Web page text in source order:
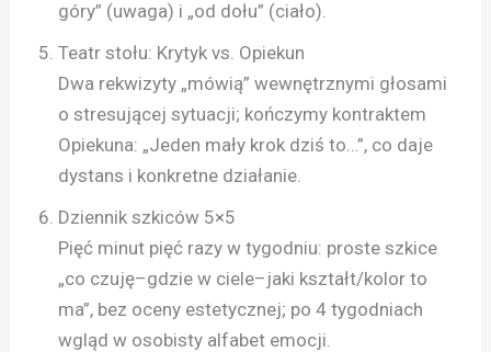
góry” (uwaga) i „od dołu” (ciało).
Teatr stołu: Krytyk vs. Opiekun
Dwa rekwizyty „mówią” wewnętrznymi głosami
o stresującej sytuacji; kończymy kontraktem
Opiekuna: „Jeden mały krok dziś to…”, co daje
dystans i konkretne działanie.
Dziennik szkiców 5×5
Pięć minut pięć razy w tygodniu: proste szkice
„co czuję–gdzie w ciele–jaki kształt/kolor to
ma”, bez oceny estetycznej; po 4 tygodniach
wgląd w osobisty alfabet emocji.